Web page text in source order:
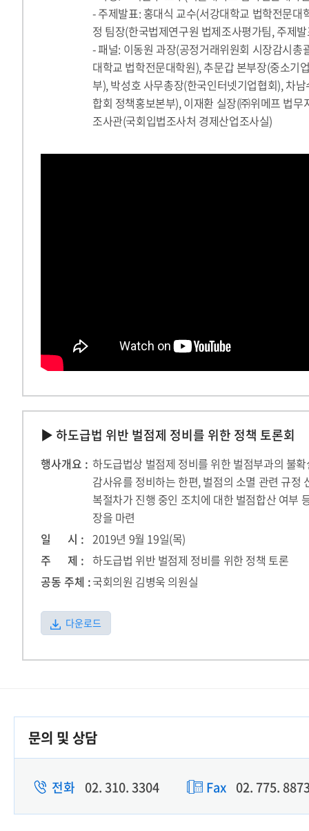
- 주제발표: 홍대식 교수(서강대학교 법학전문대
정 팀장(한국법제연구원 법제조사평가팀, 주제
- 패널: 이동원 과장(공정거래위원회 시장감시총
대학교 법학전문대학원), 추문갑 본부장(중소기
부), 박성호 사무총장(한국인터넷기업협회), 차
합회 정책홍보본부), 이재환 실장(㈜위메프 법무
조사관(국회입법조사처 경제산업조사실)
▶ 하도급법 위반 벌점제 정비를 위한 정책 토론회
행사개요 : 하도급법상 벌점제 정비를 위한 벌점부과의 불
감사유를 정비하는 한편, 벌점의 소멸 관련 규정
복절차가 진행 중인 조치에 대한 벌점합산 여부
장을 마련
일 시 : 2019년 9월 19일(목)
주 제 : 하도급법 위반 벌점제 정비를 위한 정책 토론
공동 주체 :국회의원 김병욱 의원실
다운로드
문의 및 상담
전화 02. 310. 3304 Fax 02. 775.